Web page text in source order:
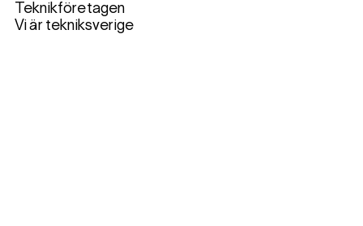
Teknikföretagen
Vi är tekniksverige